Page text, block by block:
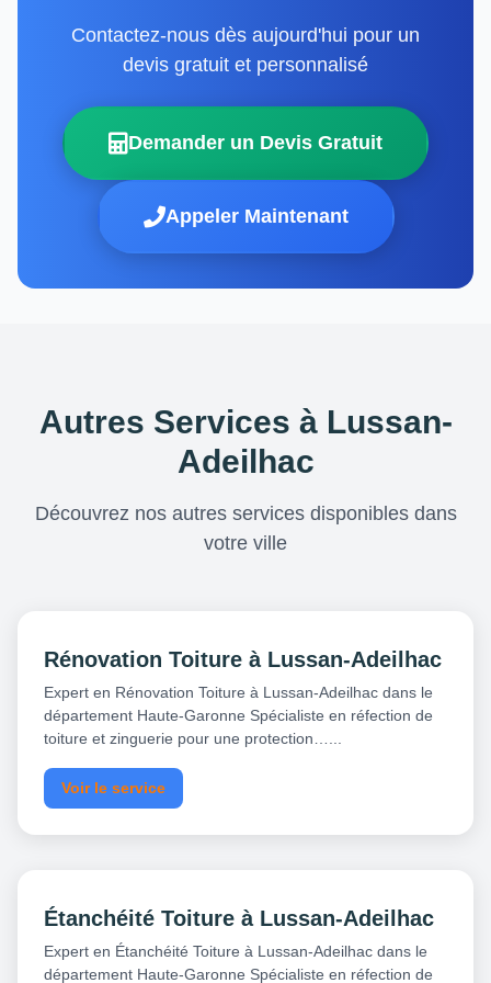
Contactez-nous dès aujourd'hui pour un
devis gratuit et personnalisé
Demander un Devis Gratuit
Appeler Maintenant
Autres Services à Lussan-
Adeilhac
Découvrez nos autres services disponibles dans
votre ville
Rénovation Toiture à Lussan-Adeilhac
Expert en Rénovation Toiture à Lussan-Adeilhac dans le
département Haute-Garonne Spécialiste en réfection de
toiture et zinguerie pour une protection…...
Voir le service
Étanchéité Toiture à Lussan-Adeilhac
Expert en Étanchéité Toiture à Lussan-Adeilhac dans le
département Haute-Garonne Spécialiste en réfection de